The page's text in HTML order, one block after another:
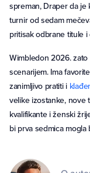
spreman, Draper da
turnir od sedam
pritisak odbrane titule
Wimbledon 2026.
scenarijem. Ima
zanimljivo pratiti i
velike izostanke, nove
kvalifikante i ženski
bi prva sedmica